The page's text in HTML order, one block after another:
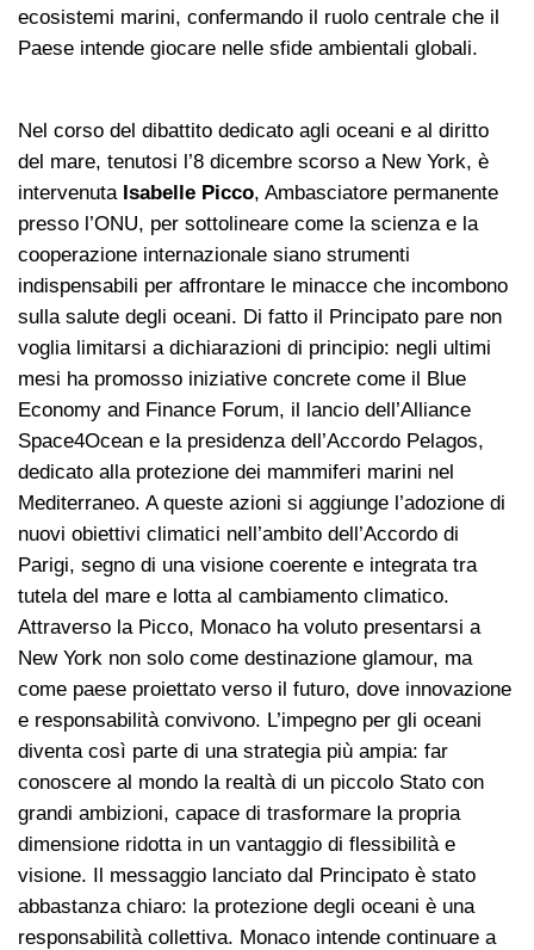
ecosistemi marini, confermando il ruolo centrale che il
Paese intende giocare nelle sfide ambientali globali.
Nel corso del dibattito dedicato agli oceani e al diritto
del mare, tenutosi l’8 dicembre scorso a New York, è
intervenuta Isabelle Picco, Ambasciatore permanente
presso l’ONU, per sottolineare come la scienza e la
cooperazione internazionale siano strumenti
indispensabili per affrontare le minacce che incombono
sulla salute degli oceani. Di fatto il Principato pare non
voglia limitarsi a dichiarazioni di principio: negli ultimi
mesi ha promosso iniziative concrete come il Blue
Economy and Finance Forum, il lancio dell’Alliance
Space4Ocean e la presidenza dell’Accordo Pelagos,
dedicato alla protezione dei mammiferi marini nel
Mediterraneo. A queste azioni si aggiunge l’adozione di
nuovi obiettivi climatici nell’ambito dell’Accordo di
Parigi, segno di una visione coerente e integrata tra
tutela del mare e lotta al cambiamento climatico.
Attraverso la Picco, Monaco ha voluto presentarsi a
New York non solo come destinazione glamour, ma
come paese proiettato verso il futuro, dove innovazione
e responsabilità convivono. L’impegno per gli oceani
diventa così parte di una strategia più ampia: far
conoscere al mondo la realtà di un piccolo Stato con
grandi ambizioni, capace di trasformare la propria
dimensione ridotta in un vantaggio di flessibilità e
visione. Il messaggio lanciato dal Principato è stato
abbastanza chiaro: la protezione degli oceani è una
responsabilità collettiva. Monaco intende continuare a